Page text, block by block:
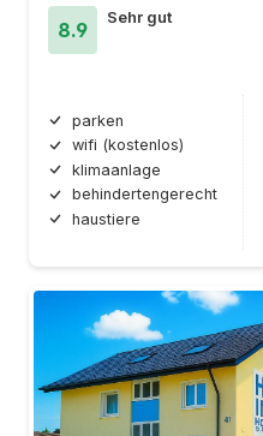
8.9
Sehr gut
parken
wifi (kostenlos)
klimaanlage
behindertengerecht
haustiere